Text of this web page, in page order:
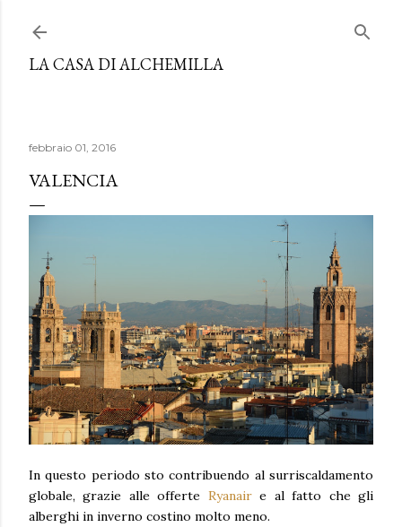
LA CASA DI ALCHEMILLA
febbraio 01, 2016
VALENCIA
In questo periodo sto contribuendo al surriscaldamento
globale, grazie alle offerte Ryanaire al fatto che gli
alberghi in inverno costino molto meno.